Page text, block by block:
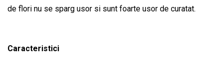
de flori nu se sparg usor si sunt foarte usor de curatat.
Caracteristici